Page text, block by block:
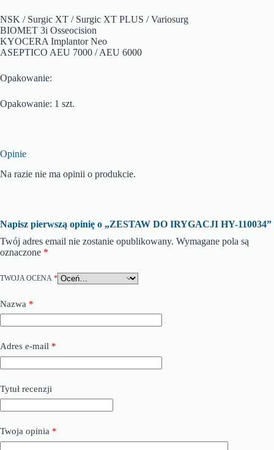
NSK / Surgic XT / Surgic XT PLUS / Variosurg
BIOMET 3i Osseocision
KYOCERA Implantor Neo
ASEPTICO AEU 7000 / AEU 6000
Opakowanie:
Opakowanie: 1 szt.
Opinie
Na razie nie ma opinii o produkcie.
Napisz pierwszą opinię o „ZESTAW DO IRYGACJI HY-110034”
Twój adres email nie zostanie opublikowany. Wymagane pola są
oznaczone *
TWOJA OCENA *
Nazwa *
Adres e-mail *
Tytuł recenzji
Twoja opinia *